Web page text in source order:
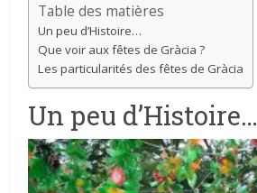
Table des matières
Un peu d’Histoire…
Que voir aux fêtes de Gràcia ?
Les particularités des fêtes de Gràcia
Un peu d’Histoire…